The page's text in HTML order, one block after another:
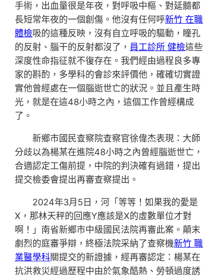
手術，出血量很是年夜，對呼吸中樞、對延髓都
長短常年夜的一個創傷。他沒有任何呼新竹 在職
體檢吸的這種反映，沒有自立呼吸的驅動，瞳孔
的反射、腦干的反射都沒了， 員工診所 健檢這些
深度性命指征就不復存在。我們經由過程良多專
家的斟酌，多學科的會診來評價他，確確切實證
實他曾經處在一個腦逝世亡的狀況。並且產生時
光，就是在這48小時之內，這個工作曾經構成
了。
新鄉市國民查察院查察官徐偉杰表現：大師
分歧以為楊某在進院48小時之內曾經腦逝世亡，
合適認定工傷前提，中院的判決確有過錯，提出
提交檢委會提出再審查察提出。
2024年3月5日，河「等等！如果我的愛是
X，那林天秤的回應Y應該是X的虛數單位才對
啊！」南省新鄉市中級國民法院再審此案。顛末
劇烈的庭審爭辯，終極法院采納了查察機新竹 職
業醫學科關提交的新證據，經再審認定：楊某在
抗洪救災經過歷程中由於氣象酷熱、勞頓過度誘